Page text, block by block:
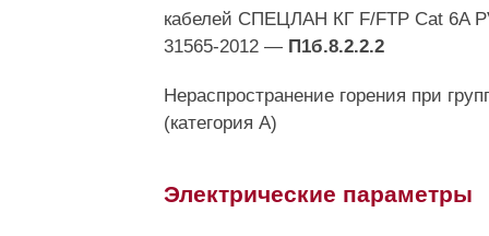
кабелей СПЕЦЛАН КГ F/FTP Cat 6A
31565-2012 — П1б.8.2.2.2
Нераспространение горения при
(категория A)
Электрические параметры